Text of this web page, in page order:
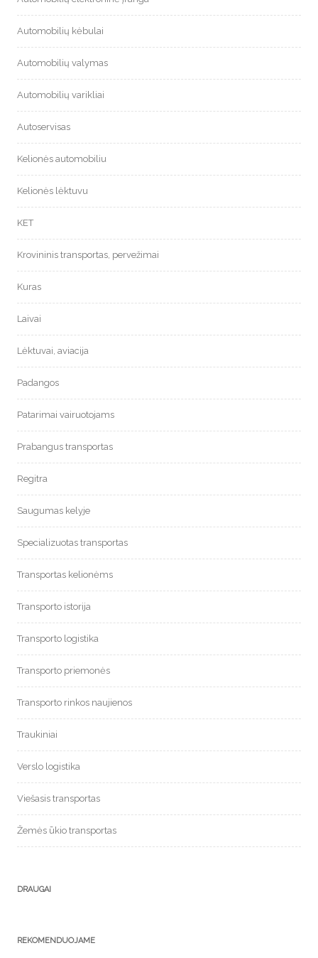
Automobilių kėbulai
Automobilių valymas
Automobilių varikliai
Autoservisas
Kelionės automobiliu
Kelionės lėktuvu
KET
Krovininis transportas, pervežimai
Kuras
Laivai
Lėktuvai, aviacija
Padangos
Patarimai vairuotojams
Prabangus transportas
Regitra
Saugumas kelyje
Specializuotas transportas
Transportas kelionėms
Transporto istorija
Transporto logistika
Transporto priemonės
Transporto rinkos naujienos
Traukiniai
Verslo logistika
Viešasis transportas
Žemės ūkio transportas
DRAUGAI
REKOMENDUOJAME